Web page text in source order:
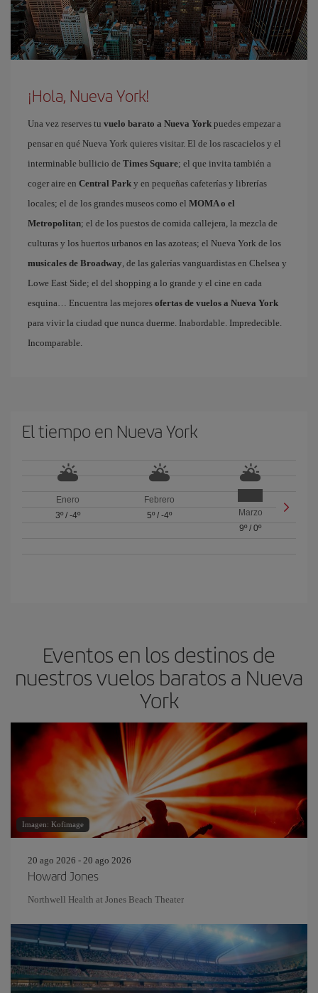
¡Hola, Nueva York!
Una vez reserves tu vuelo barato a Nueva York puedes empezar a
pensar en qué Nueva York quieres visitar. El de los rascacielos y el
interminable bullicio de Times Square; el que invita también a
coger aire en Central Park y en pequeñas cafeterías y librerías
locales; el de los grandes museos como el MOMA o el
Metropolitan; el de los puestos de comida callejera, la mezcla de
culturas y los huertos urbanos en las azoteas; el Nueva York de los
musicales de Broadway, de las galerías vanguardistas en Chelsea y
Lowe East Side; el del shopping a lo grande y el cine en cada
esquina… Encuentra las mejores ofertas de vuelos a Nueva York
para vivir la ciudad que nunca duerme. Inabordable. Impredecible.
Incomparable.
El tiempo en Nueva York
Enero
3º/ -4º
Febrero
5º/ -4º
Marzo
9º /0º
Eventos en los destinos de
nuestros vuelos baratos a Nueva
York
Imagen: Kofimage
20 ago 2026 - 20 ago 2026
Howard Jones
Northwell Health at Jones Beach Theater